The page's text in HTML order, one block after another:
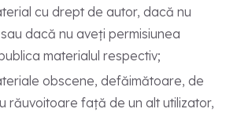
cu drept de autor, dacă nu
dacă nu aveți permisiunea
materialul respectiv;
obscene, defăimătoare, de
răuvoitoare față de un alt utilizator,